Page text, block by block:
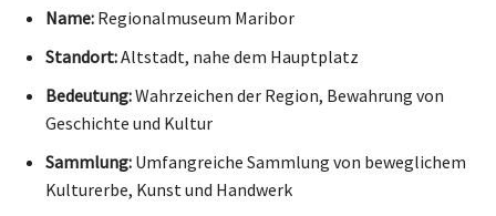
Name: Regionalmuseum Maribor
Standort:Altstadt, nahe dem Hauptplatz
Bedeutung:Wahrzeichen der Region, Bewahrung von
Geschichte und Kultur
Sammlung: Umfangreiche Sammlung von beweglichem
Kulturerbe, Kunst und Handwerk